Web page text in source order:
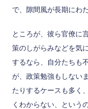
で、隙間風が長期にわ
ところが、彼ら官僚に
策のしがらみなどを気
するなら、自分たちも
が、政策勉強もしない
たりするケースも多く
くわからない、というの